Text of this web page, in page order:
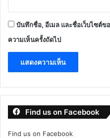
บันทึกชื่อ, อีเมล และชื่อเว็บไซต์ข
ความเห็นครั้งถัดไป
Find us on Facebook
Find us on Facebook